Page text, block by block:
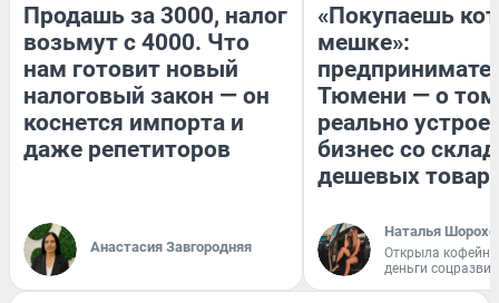
Продашь за 3000, налог
возьмут с 4000. Что
нам готовит новый
налоговый закон — он
коснется импорта и
даже репетиторов
Анастасия Завгородняя
«Покупаешь
мешке»:
Тюмени — о
реально
бизнес со
дешевых
Наталья
Открыла
деньги